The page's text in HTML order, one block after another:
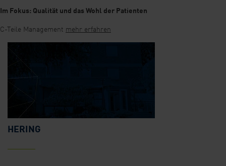
Im Fokus: Qualität und das Wohl der Patienten
C-Teile Management mehr erfahren
HERING